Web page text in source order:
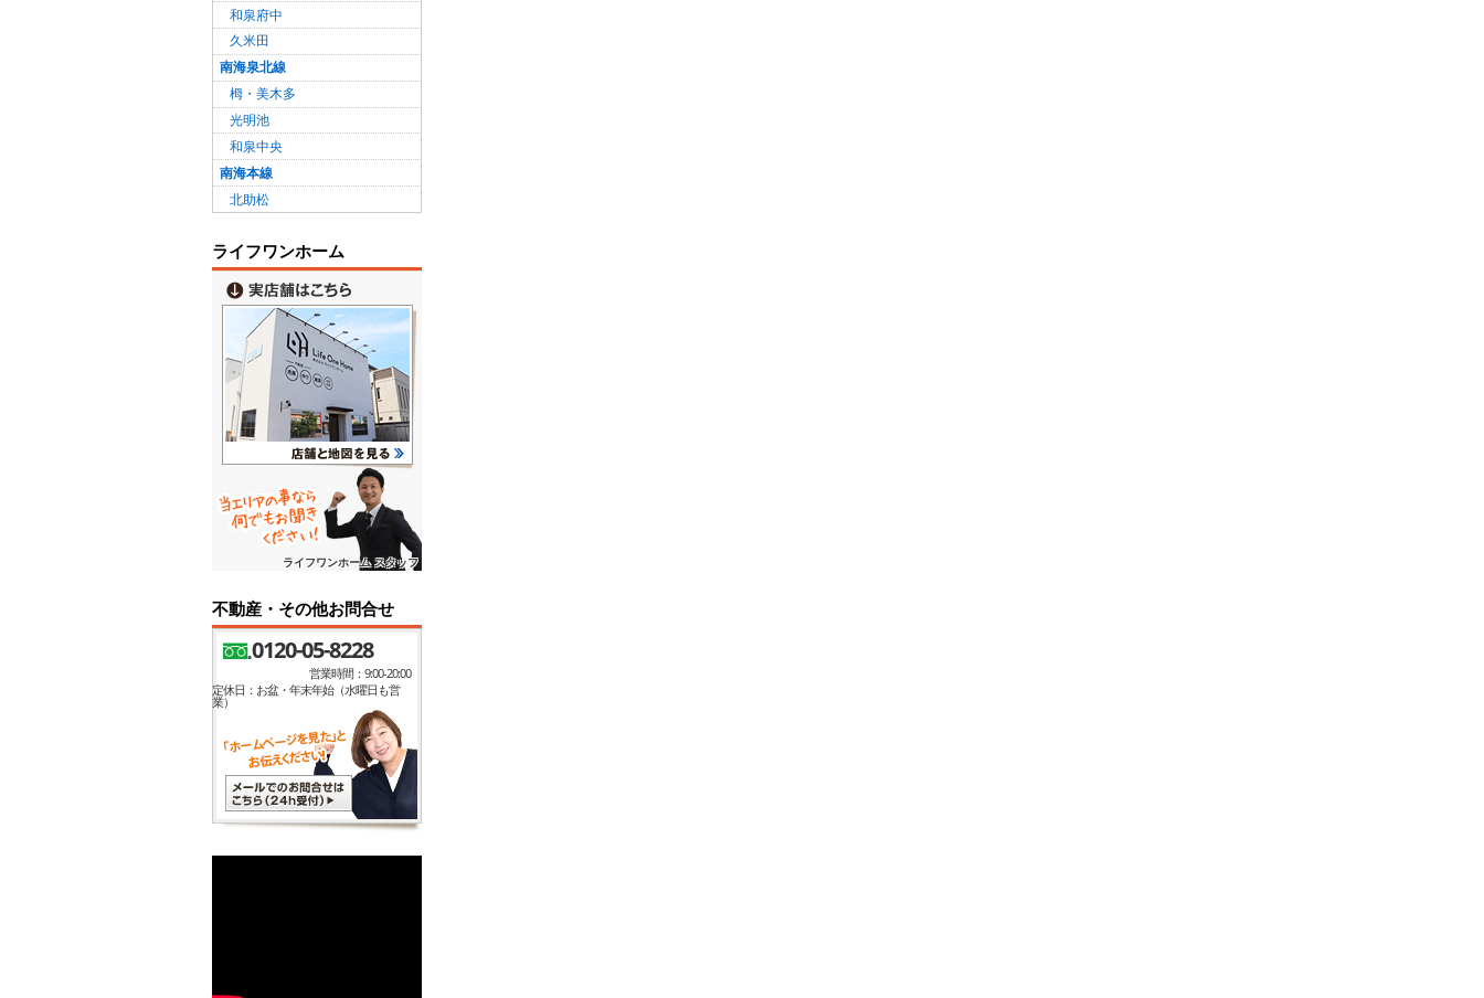
和泉府中
久米田
南海泉北線
栂・美木多
光明池
和泉中央
南海本線
北助松
ライフワンホーム
ライフワンホーム スタッフ
不動産・その他お問合せ
0120-05-8228
営業時間：9:00-20:00
定休日：お盆・年末年始（水曜日も営
業）